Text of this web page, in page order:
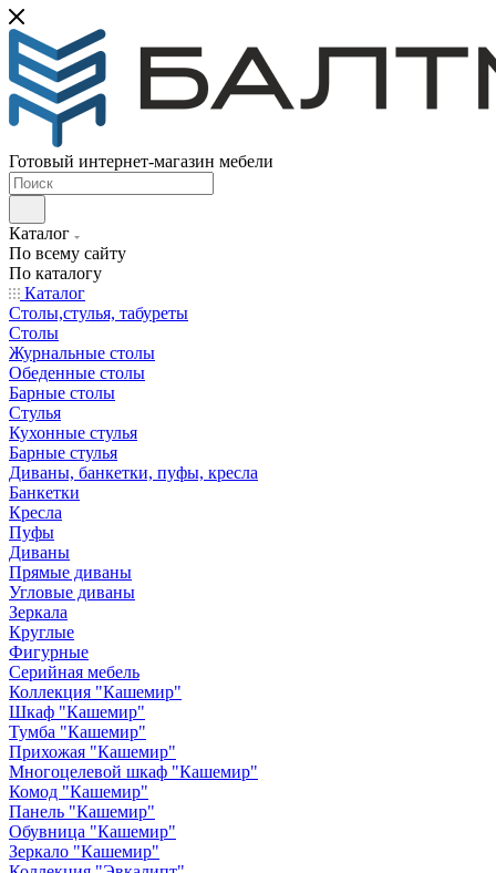
Готовый интернет-магазин мебели
Каталог
По всему сайту
По каталогу
Каталог
Столы,стулья, табуреты
Столы
Журнальные столы
Обеденные столы
Барные столы
Стулья
Кухонные стулья
Барные стулья
Диваны, банкетки, пуфы, кресла
Банкетки
Кресла
Пуфы
Диваны
Прямые диваны
Угловые диваны
Зеркала
Круглые
Фигурные
Серийная мебель
Коллекция "Кашемир"
Шкаф "Кашемир"
Тумба "Кашемир"
Прихожая "Кашемир"
Многоцелевой шкаф "Кашемир"
Комод "Кашемир"
Панель "Кашемир"
Обувница "Кашемир"
Зеркало "Кашемир"